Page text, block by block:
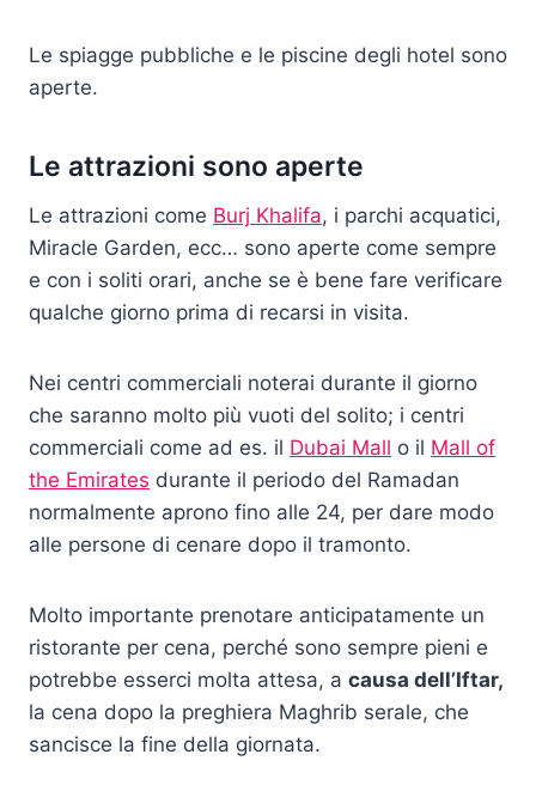
Le spiagge pubbliche e le piscine degli hotel sono
aperte.
Le attrazioni sono aperte
Le attrazioni come Burj Khalifa, i parchi acquatici,
Miracle Garden, ecc… sono aperte come sempre
e con i soliti orari, anche se è bene fare verificare
qualche giorno prima di recarsi in visita.
Nei centri commerciali noterai durante il giorno
che saranno molto più vuoti del solito; i centri
commerciali come ad es. il Dubai Mall o il Mall of
the Emirates durante il periodo del Ramadan
normalmente aprono fino alle 24, per dare modo
alle persone di cenare dopo il tramonto.
Molto importante prenotare anticipatamente un
ristorante per cena, perché sono sempre pieni e
potrebbe esserci molta attesa, a causa dell’Iftar,
la cena dopo la preghiera Maghrib serale, che
sancisce la fine della giornata.